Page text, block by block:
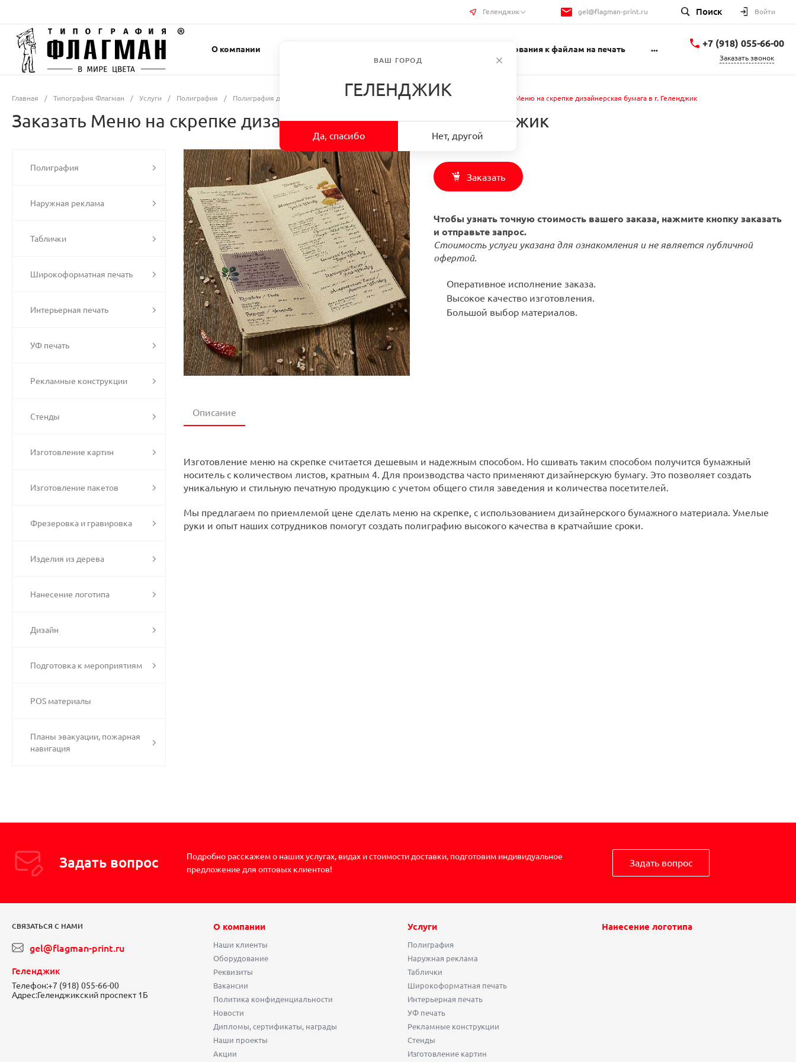
Геленджик gel@flagman-print.ru Поиск Войти
О компании Требования к файлам на печать ... +7 (918) 055-66-00
Заказать звонок
Главная / Типография Флагман / Услуги / Полиграфия / Полиграфия для ресторанов Печать меню для ресторанов и кафе Заказать Меню на скрепке дизайнерская бумага в г. Геленджик
Заказать Меню на скрепке дизайнерская бумага в г. Геленджик
Полиграфия
Наружная реклама
Таблички
Широкоформатная печать
Интерьерная печать
УФ печать
Рекламные конструкции
Стенды
Изготовление картин
Изготовление пакетов
Фрезеровка и гравировка
Изделия из дерева
Нанесение логотипа
Дизайн
Подготовка к мероприятиям
POS материалы
Планы эвакуации, пожарная
навигация
Заказать
Чтобы узнать точную стоимость вашего заказа, нажмите кнопку заказать
и отправьте запрос.
Стоимость услуги указана для ознакомления и не является публичной
офертой.
Оперативное исполнение заказа.
Высокое качество изготовления.
Большой выбор материалов.
Описание
Изготовление меню на скрепке считается дешевым и надежным способом. Но сшивать таким способом получится бумажный
носитель с количеством листов, кратным 4. Для производства часто применяют дизайнерскую бумагу. Это позволяет создать
уникальную и стильную печатную продукцию с учетом общего стиля заведения и количества посетителей.
Мы предлагаем по приемлемой цене сделать меню на скрепке, с использованием дизайнерского бумажного материала. Умелые
руки и опыт наших сотрудников помогут создать полиграфию высокого качества в кратчайшие сроки.
Задать вопрос
Подробно расскажем о наших услугах, видах и стоимости доставки, подготовим индивидуальное
предложение для оптовых клиентов!
Задать вопрос
СВЯЗАТЬСЯ С НАМИ
gel@flagman-print.ru
Геленджик
Телефон:+7 (918) 055-66-00
Адрес:Геленджикский проспект 1Б
О компании
Наши клиенты
Оборудование
Реквизиты
Вакансии
Политика конфиденциальности
Новости
Дипломы, сертификаты, награды
Наши проекты
Акции
Услуги
Полиграфия
Наружная реклама
Таблички
Широкоформатная печать
Интерьерная печать
УФ печать
Рекламные конструкции
Стенды
Изготовление картин
Нанесение логотипа
ВАШ ГОРОД
ГЕЛЕНДЖИК
Да, спасибо Нет, другой